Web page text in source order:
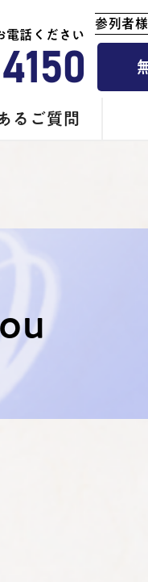
参列者
電話ください
るご質問